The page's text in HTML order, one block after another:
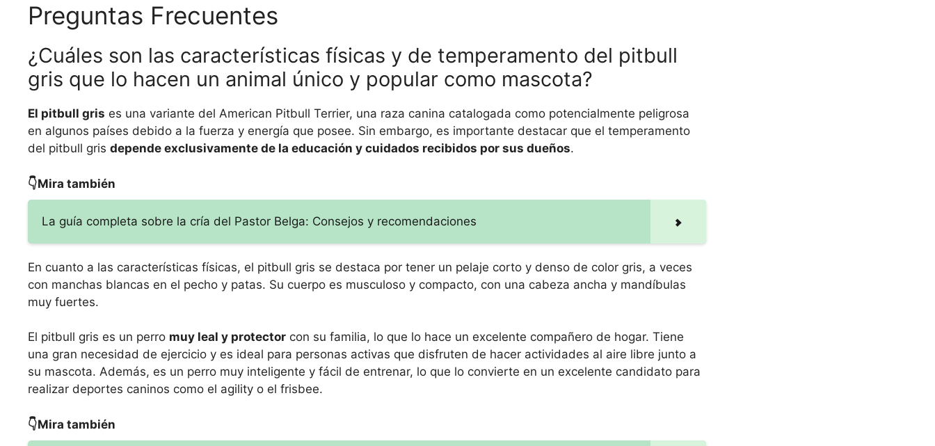
Preguntas Frecuentes
¿Cuáles son las características físicas y de temperamento del pitbull
gris que lo hacen un animal único y popular como mascota?
El pitbull gris es una variante del American Pitbull Terrier, una raza canina catalogada como potencialmente peligrosa
en algunos países debido a la fuerza y energía que posee. Sin embargo, es importante destacar que el temperamento
del pitbull gris depende exclusivamente de la educación y cuidados recibidos por sus dueños.
👇Mira también
La guía completa sobre la cría del Pastor Belga: Consejos y recomendaciones
En cuanto a las características físicas, el pitbull gris se destaca por tener un pelaje corto y denso de color gris, a veces
con manchas blancas en el pecho y patas. Su cuerpo es musculoso y compacto, con una cabeza ancha y mandíbulas
muy fuertes.
El pitbull gris es un perro muy leal y protector con su familia, lo que lo hace un excelente compañero de hogar. Tiene
una gran necesidad de ejercicio y es ideal para personas activas que disfruten de hacer actividades al aire libre junto a
su mascota. Además, es un perro muy inteligente y fácil de entrenar, lo que lo convierte en un excelente candidato para
realizar deportes caninos como el agility o el frisbee.
👇Mira también